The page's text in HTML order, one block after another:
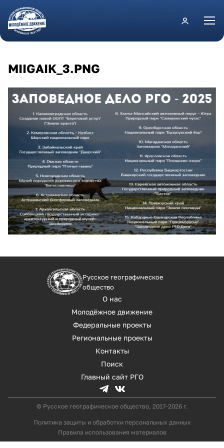
Перейти к основному содержанию
MIIGAIK_3.PNG
Русское географическое
общество
О нас
Молодёжное движение
Федеральные проекты
Региональные проекты
Контакты
Поиск
Главный сайт РГО
© Русское географическое общество, 2017-2026 г.
Политика защиты и обработки персональных данных
Правила использования материалов